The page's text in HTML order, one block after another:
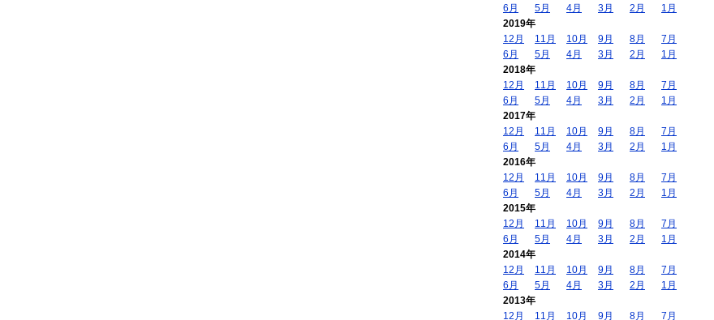
6月
5月 4月 3月 2月
1月
2019年
12月
11月 10月 9月 8月
7月
6月
5月 4月 3月 2月
1月
2018年
12月
11月 10月 9月 8月
7月
6月
5月 4月 3月 2月
1月
2017年
12月
11月 10月 9月 8月
7月
6月
5月 4月 3月 2月
1月
2016年
12月
11月 10月 9月 8月
7月
6月
5月 4月 3月 2月
1月
2015年
12月
11月 10月 9月 8月
7月
6月
5月 4月 3月 2月
1月
2014年
12月
11月 10月 9月 8月
7月
6月
5月 4月 3月 2月
1月
2013年
12月
11月 10月 9月 8月 7月